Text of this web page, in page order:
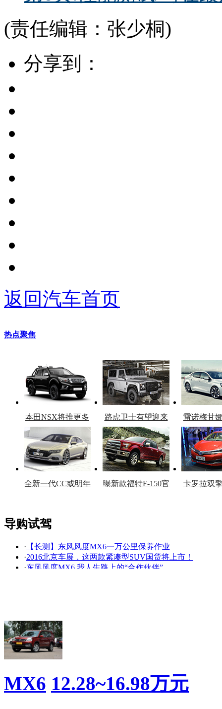
(责任编辑：张少桐)
分享到：
返回汽车首页
热点聚焦
本田NSX将推更多
车型
路虎卫士有望迎来
复产
雷诺梅甘
官
全新一代CC或明年
曝新款福特F-150官
卡罗拉双
看赛车宝贝争奇斗
艳
车模美腿爆乳无惧
走光
导购试驾
· 【长测】东风风度MX6一万公里保养作业
·2016北京车展，这两款紧凑型SUV国货将上市！
·东风风度MX6 我人生路上的“合作伙伴”
·众泰/陆风都是小鬼 靠脸吃饭山寨车还有谁
·隐藏属性大公开 聊聊自主SUV的平台秘密
·东风复活“老奇骏”，这车依然硬！
降价促销
MX6 12.28~16.98万元